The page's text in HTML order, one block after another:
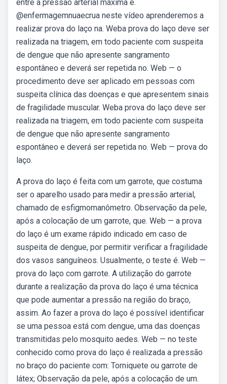
entre a pressão arterial máxima e.
‪@enfermagemnuaecrua‬ neste vídeo aprenderemos a
realizar prova do laço na. Weba prova do laço deve ser
realizada na triagem, em todo paciente com suspeita
de dengue que não apresente sangramento
espontâneo e deverá ser repetida no. Web — o
procedimento deve ser aplicado em pessoas com
suspeita clínica das doenças e que apresentem sinais
de fragilidade muscular. Weba prova do laço deve ser
realizada na triagem, em todo paciente com suspeita
de dengue que não apresente sangramento
espontâneo e deverá ser repetida no. Web — prova do
laço.
A prova do laço é feita com um garrote, que costuma
ser o aparelho usado para medir a pressão arterial,
chamado de esfigmomanômetro. Observação da pele,
após a colocação de um garrote, que. Web — a prova
do laço é um exame rápido indicado em caso de
suspeita de dengue, por permitir verificar a fragilidade
dos vasos sanguíneos. Usualmente, o teste é. Web —
prova do laço com garrote. A utilização do garrote
durante a realização da prova do laço é uma técnica
que pode aumentar a pressão na região do braço,
assim. Ao fazer a prova do laço é possível identificar
se uma pessoa está com dengue, uma das doenças
transmitidas pelo mosquito aedes. Web — no teste
conhecido como prova do laço é realizada a pressão
no braço do paciente com: Torniquete ou garrote de
látex; Observação da pele, após a colocação de um.